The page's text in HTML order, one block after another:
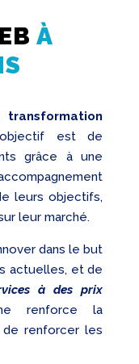
À
est de
grâce à une
leurs objectifs,
leur marché.
dans le but
actuelles, et de
à des prix
renforce la
renforcer les